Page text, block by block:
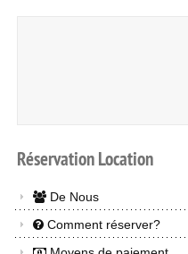
RéservationLocation
De Nous
Comment réserver?